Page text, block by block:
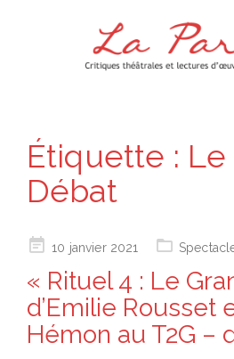
Étiquette : Le
Débat
Posted10 janvier 2021
« Rituel 4 : Le
d’Emilie Rousset
Hémon au T2G –